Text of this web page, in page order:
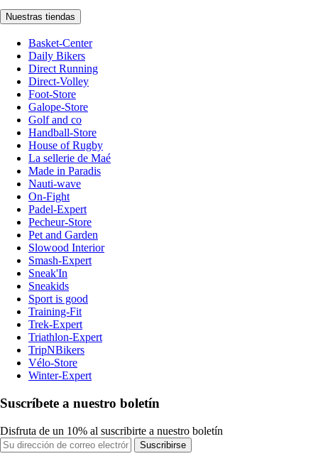
Nuestras tiendas
Basket-Center
Daily Bikers
Direct Running
Direct-Volley
Foot-Store
Galope-Store
Golf and co
Handball-Store
House of Rugby
La sellerie de Maé
Made in Paradis
Nauti-wave
On-Fight
Padel-Expert
Pecheur-Store
Pet and Garden
Slowood Interior
Smash-Expert
Sneak'In
Sneakids
Sport is good
Training-Fit
Trek-Expert
Triathlon-Expert
TripNBikers
Vélo-Store
Winter-Expert
Suscríbete a nuestro boletín
Disfruta de un 10% al suscribirte a nuestro boletín
Suscribirse